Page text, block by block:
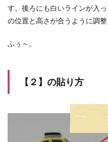
す。後ろにも白いラインが入
の位置と高さが合うように調整
ふぅ～。
【２】の貼り方